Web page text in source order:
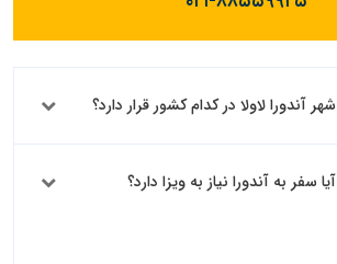
شهر آندورا لاولا در کدام کشور قرار دارد؟
آیا سفر به آندورا نیاز به ویزا دارد؟